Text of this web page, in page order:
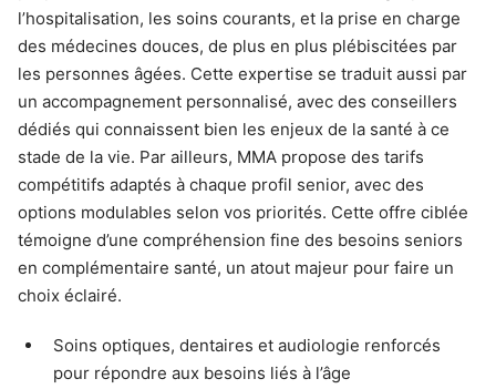
l’hospitalisation, les soins courants, et la prise en charge
des médecines douces, de plus en plus plébiscitées par
les personnes âgées. Cette expertise se traduit aussi par
un accompagnement personnalisé, avec des conseillers
dédiés qui connaissent bien les enjeux de la santé à ce
stade de la vie. Par ailleurs, MMA propose des tarifs
compétitifs adaptés à chaque profil senior, avec des
options modulables selon vos priorités. Cette offre ciblée
témoigne d’une compréhension fine des besoins seniors
en complémentaire santé, un atout majeur pour faire un
choix éclairé.
Soins optiques, dentaires et audiologie renforcés
pour répondre aux besoins liés à l’âge